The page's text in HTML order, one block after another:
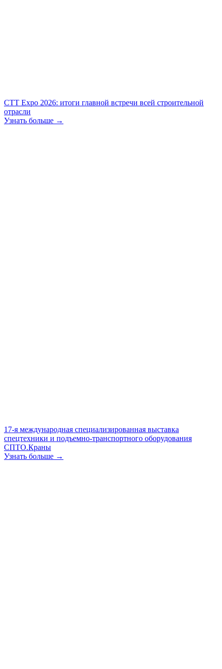
СТТ Expo 2026: итоги главной встречи всей строительной
отрасли
Узнать больше →
17-я международная специализированная выставка
спецтехники и подъемно-транспортного оборудования
СПТО.Краны
Узнать больше →